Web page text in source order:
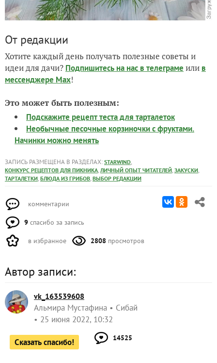
От редакции
Хотите каждый день получать полезные советы и
идеи для дачи? Подпишитесь на нас в телеграме или в
мессенджере Max!
Это может быть полезным:
Подскажите рецепт теста для тарталеток
Необычные песочные корзиночки с фруктами.
Начинки можно менять
ЗАПИСЬ РАЗМЕЩЕНА В РАЗДЕЛАХ: STARWIND,
КОНКУРС РЕЦЕПТОВ ДЛЯ ПИКНИКА, ЛИЧНЫЙ ОПЫТ ЧИТАТЕЛЕЙ, ЗАКУСКИ,
ТАРТАЛЕТКИ, БЛЮДА ИЗ ГРИБОВ, ВЫБОР РЕДАКЦИИ
комментарии
9 спасибо за запись
в избранное 2808 просмотров
Автор записи:
vk_163539608
Альмира Мустафина
Сибай
25 июня 2022, 10:32
Сказать спасибо! 14525